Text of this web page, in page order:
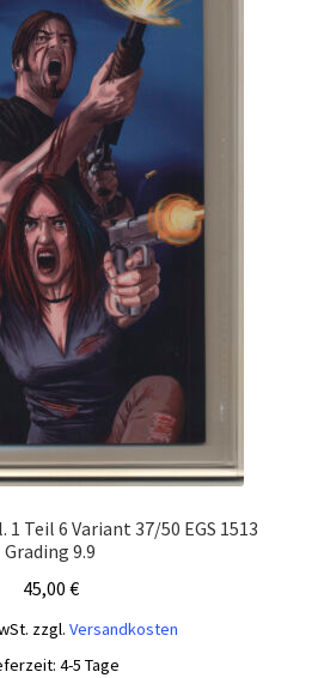
1 Teil 6 Variant 37/50 EGS 1513
Grading 9.9
45,00 €
zzgl. Versandkosten
4-5 Tage